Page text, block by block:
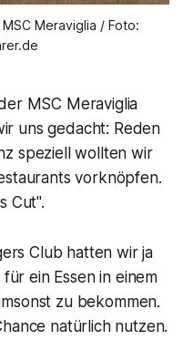
Meraviglia / Foto:
MSC Meraviglia
uns gedacht: Reden
speziell wollten wir
vorknöpfen.
Cut".
Club hatten wir ja
ein Essen in einem
zu bekommen.
natürlich nutzen.